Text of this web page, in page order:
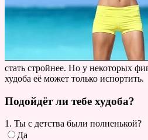
стать стройнее. Но у некоторых
худоба её может только испортить.
Подойдёт ли тебе худоба?
1. Ты с детства были полненькой?
Да